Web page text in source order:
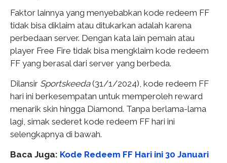
Faktor lainnya yang menyebabkan kode redeem FF
tidak bisa diklaim atau ditukarkan adalah karena
perbedaan server. Dengan kata lain pemain atau
player Free Fire tidak bisa mengklaim kode redeem
FF yang berasal dari server yang berbeda.
Dilansir Sportskeeda(31/1/2024), kode redeem FF
hari ini berkesempatan untuk memperoleh reward
menarik skin hingga Diamond. Tanpa berlama-lama
lagi, simak sederet kode redeem FF hari ini
selengkapnya di bawah.
Baca Juga: Kode Redeem FF Hari ini 30 Januari